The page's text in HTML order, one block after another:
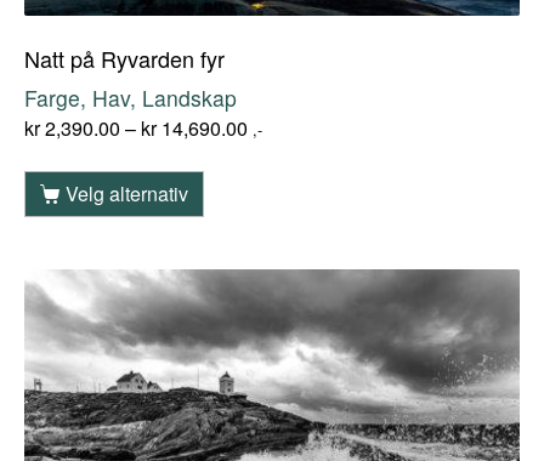
Natt på Ryvarden fyr
Farge, Hav, Landskap
kr2,390.00 – kr14,690.00 ,-
Velg alternativ